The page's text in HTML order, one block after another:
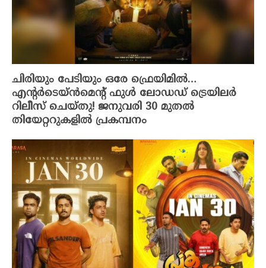
ചിരിയും പേടിയും ഒരേ ഫ്രെയിമിൽ…
എന്റർടെയ്ൻമെന്റ് ഫുൾ ലോഡഡ് ട്രെയിലർ
റിലീസ് ചെയ്തു! ജനുവരി 30 മുതൽ
തിയേറ്ററുകളിൽ പ്രകമ്പനം